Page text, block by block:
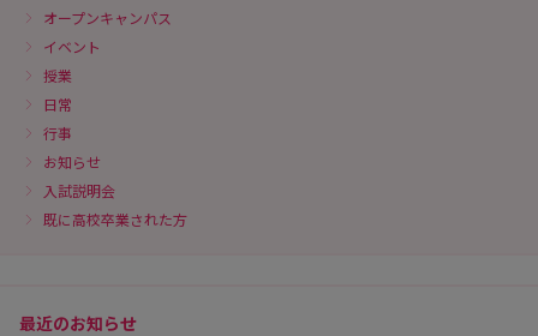
オープンキャンパス
イベント
授業
日常
行事
お知らせ
入試説明会
既に高校卒業された方
最近のお知らせ